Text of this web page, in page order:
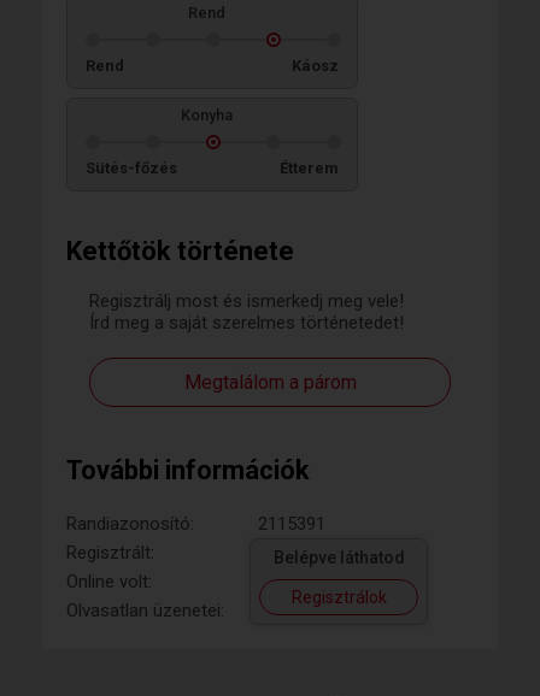
Kettőtök története
Regisztrálj most és ismerkedj meg vele!
Írd meg a saját szerelmes történetedet!
Megtalálom a párom
További információk
Randiazonosító:
2115391
Regisztrált:
Online volt:
Olvasatlan üzenetei:
Belépve láthatod
Regisztrálok
Rend
Rend Káosz
Konyha
Sütés-főzés Étterem